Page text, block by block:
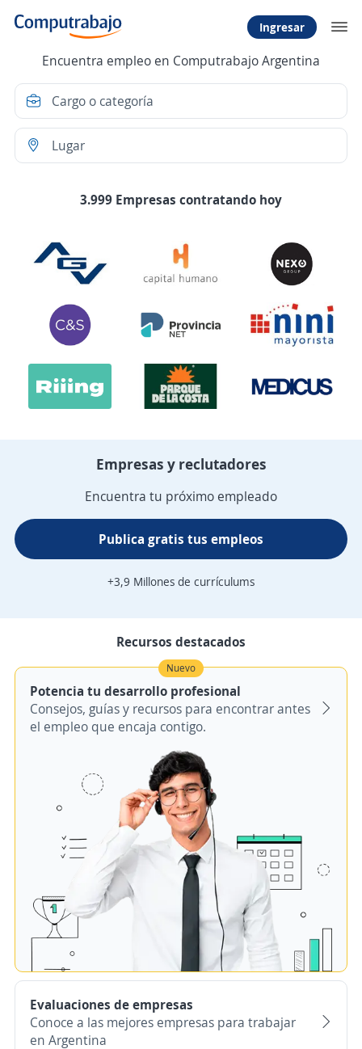
Ingresar
Encuentra empleo en Computrabajo Argentina
3.999 Empresas contratando hoy
Empresas y reclutadores
Encuentra tu próximo empleado
Publica gratis tus empleos
+3,9 Millones de currículums
Recursos destacados
Nuevo
Potencia tu desarrollo profesional
Consejos, guías y recursos para encontrar antes
el empleo que encaja contigo.
Evaluaciones de empresas
Conoce a las mejores empresas para trabajar
en Argentina